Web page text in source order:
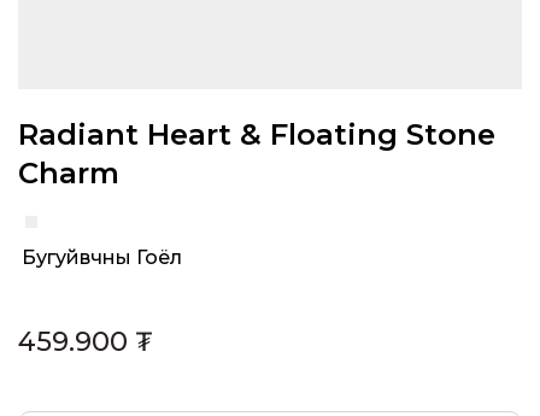
Radiant Heart & Floating Stone
Charm
Бугуйвчны Гоёл
459.900 ₮